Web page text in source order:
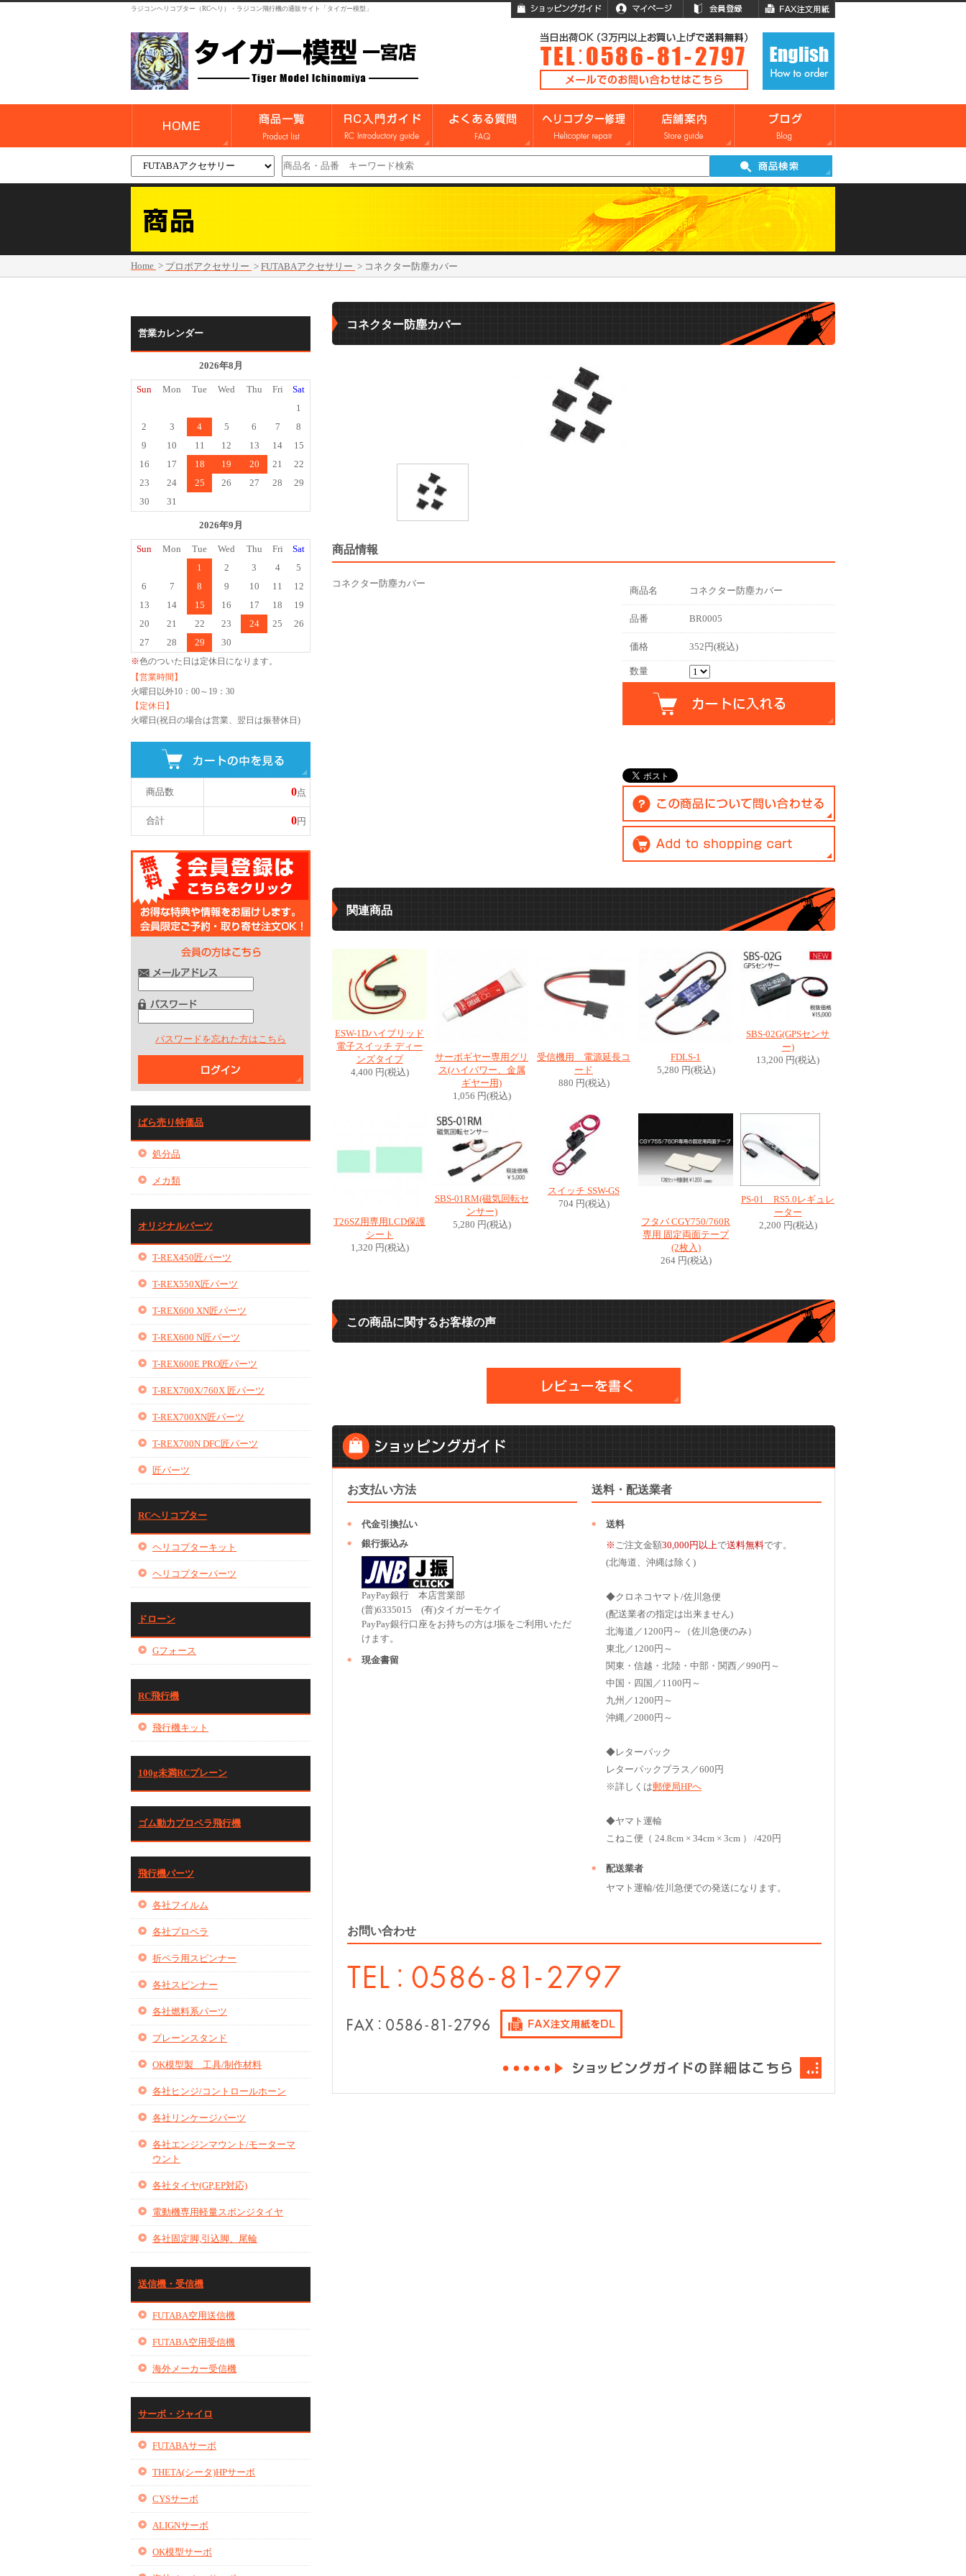
ラジコンヘリコプター（RCヘリ）・ラジコン飛行機の通販サイト「タイガー模型」
Home > プロポアクセサリー > FUTABAアクセサリー > コネクター防塵カバー
営業カレンダー
2026年8月
Sun Mon Tue Wed Thu Fri
Sat
1
2
3 4 5 6 7
8
9
10 11 12 13 14
15
16
17 18 19 20 21
22
23
24 25 26 27 28
29
30
31
2026年9月
Sun Mon Tue Wed Thu Fri
Sat
1
2 3 4
5
6
7 8 9 10 11
12
13
14 15 16 17 18
19
20
21 22 23 24 25
26
27
28 29 30
※色のついた日は定休日になります。
【営業時間】
火曜日以外10：00～19：30
【定休日】
火曜日(祝日の場合は営業、翌日は振替休日)
商品数 0点
合計 0円
パスワードを忘れた方はこちら
ばら売り特価品
処分品
メカ類
オリジナルパーツ
T-REX450匠パーツ
T-REX550X匠パーツ
T-REX600 XN匠パーツ
T-REX600 N匠パーツ
T-REX600E PRO匠パーツ
T-REX700X/760X 匠パーツ
T-REX700XN匠パーツ
T-REX700N DFC匠パーツ
匠パーツ
RCヘリコプター
ヘリコプターキット
ヘリコプターパーツ
ドローン
Gフォース
RC飛行機
飛行機キット
100g未満RCプレーン
ゴム動力プロペラ飛行機
飛行機パーツ
各社フイルム
各社プロペラ
折ペラ用スピンナー
各社スピンナー
各社燃料系パーツ
プレーンスタンド
OK模型製 工具/制作材料
各社ヒンジ/コントロールホーン
各社リンケージパーツ
各社エンジンマウント/モーターマ
ウント
各社タイヤ(GP,EP対応)
電動機専用軽量スポンジタイヤ
各社固定脚,引込脚、尾輪
送信機・受信機
FUTABA空用送信機
FUTABA空用受信機
海外メーカー受信機
サーボ・ジャイロ
FUTABAサーボ
THETA(シータ)HPサーボ
CYSサーボ
ALIGNサーボ
OK模型サーボ
コネクター防塵カバー
商品情報
コネクター防塵カバー
商品名 コネクター防塵カバー
品番 BR0005
価格 352円(税込)
数量
関連商品
ESW-1Dハイブリッド
電子スイッチ ディー
ンズタイプ
4,400 円(税込)
サーボギヤー専用グリ
ス(ハイパワー、金属
ギヤー用)
1,056 円(税込)
受信機用 電源延長コ
ード
880 円(税込)
FDLS-1
5,280 円(税込)
SBS-02G(GPSセンサ
ー)
13,200 円(税込)
T26SZ用専用LCD保護
シート
1,320 円(税込)
SBS-01RM(磁気回転セ
ンサー)
5,280 円(税込)
スイッチ SSW-GS
704 円(税込)
フタバ CGY750/760R
専用 固定両面テープ
(2枚入)
264 円(税込)
PS-01 RS5.0レギュレ
ーター
2,200 円(税込)
この商品に関するお客様の声
お支払い方法
代金引換払い
銀行振込み
PayPay銀行 本店営業部
(普)6335015 (有)タイガーモケイ
PayPay銀行口座をお持ちの方はJ振をご利用いただ
けます。
現金書留
送料・配送業者
送料
※ ご注文金額30,000円以上で送料無料です。
(北海道、沖縄は除く)
◆クロネコヤマト/佐川急便
(配送業者の指定は出来ません)
北海道／1200円～（佐川急便のみ）
東北／1200円～
関東・信越・北陸・中部・関西／990円～
中国・四国／1100円～
九州／1200円～
沖縄／2000円～
◆レターパック
レターパックプラス／600円
※詳しくは郵便局HPへ
◆ヤマト運輸
こねこ便（ 24.8cm × 34cm × 3cm ） /420円
配送業者
ヤマト運輸/佐川急便での発送になります。
お問い合わせ